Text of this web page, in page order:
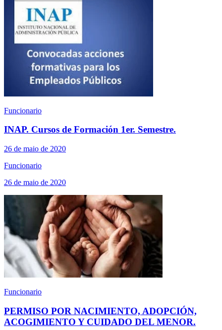
Funcionario
INAP. Cursos de Formación 1er. Semestre.
26 de maio de 2020
Funcionario
26 de maio de 2020
Funcionario
PERMISO POR NACIMIENTO, ADOPCIÓN,
ACOGIMIENTO Y CUIDADO DEL MENOR.